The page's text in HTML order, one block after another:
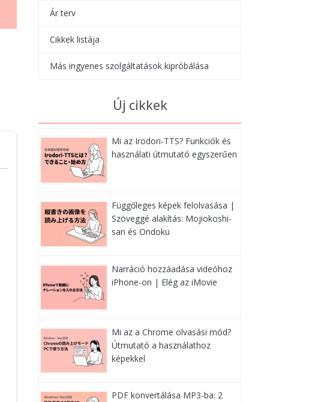
Ár terv
Cikkek listája
Más ingyenes szolgáltatások kipróbálása
Új cikkek
Mi az Irodori-TTS? Funkciók és
használati útmutató egyszerűen
Függőleges képek felolvasása |
Szöveggé alakítás: Mojiokoshi-
san és Ondoku
Narráció hozzáadása videóhoz
iPhone-on | Elég az iMovie
Mi az a Chrome olvasási mód?
Útmutató a használathoz
képekkel
PDF konvertálása MP3-ba: 2